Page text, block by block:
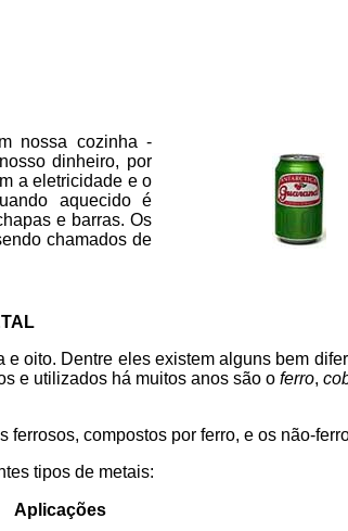
nossa cozinha -
dinheiro, por
a eletricidade e o
aquecido é
e barras. Os
chamados de
oito. Dentre eles existem alguns bem
e utilizados há muitos anos são o ferro,
compostos por ferro, e os não-
tipos de metais:
Aplicações